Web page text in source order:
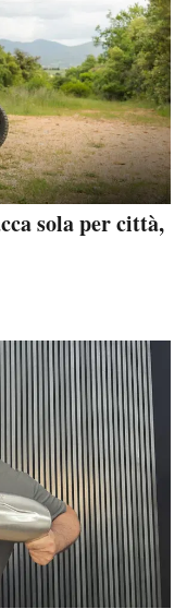
sola per città,